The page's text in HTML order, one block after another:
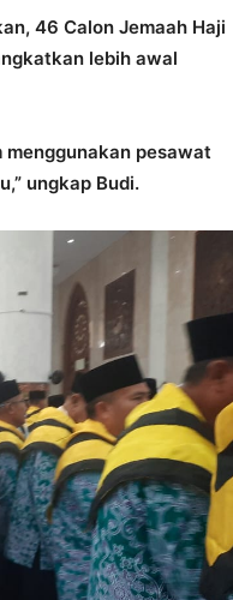
46 Calon Jemaah Haji
lebih awal
menggunakan pesawat
ungkap Budi.